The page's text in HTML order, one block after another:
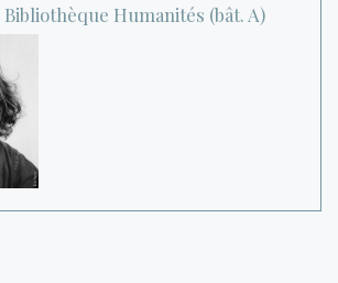
Humanités (bât. A)